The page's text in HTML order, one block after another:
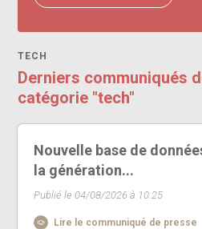
TECH
Derniers communiqués
catégorie "tech"
Nouvelle base de
la génération...
Publié le 04/08/2026 à 10:25
Lire le communiqué de presse